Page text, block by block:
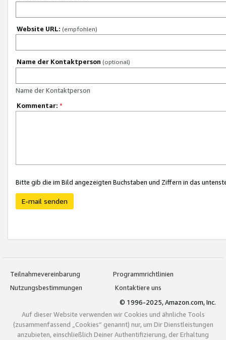
Website URL: (empfohlen)
Name der Kontaktperson (optional)
Name der Kontaktperson
Kommentar: *
Bitte gib die im Bild angezeigten Buchstaben und Ziffern in das
E-mail senden
Teilnahmevereinbarung
Programmrichtlinien
Nutzungsbestimmungen
Kontaktiere uns
© 1996-2025, Amazon.com, Inc.
Auf dieser Website verwenden wir Cookies und ähnliche Tools
(zusammenfassend „Cookies“ genannt) nur, um Dir Dienstleistungen
anzubieten, einschließlich Deiner Authentifizierung, der Erhaltung